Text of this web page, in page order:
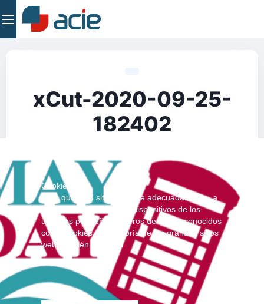
xCut-2020-09-25-
182402
acie 25 de septiembre de 2020
Cookies
Para que este sitio funcione adecuadamente, a
veces instalamos en los dispositivos de los
usuarios pequeños ficheros de datos, conocidos
como cookies. La mayoría de los grandes sitios
web también lo hacen